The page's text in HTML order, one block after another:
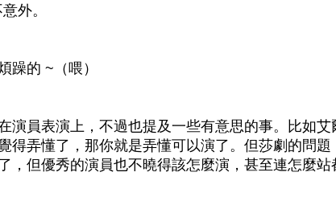
外。
躁的 ~（喂）
演員表演上，不過也提及一些有意思的事。比如艾
得弄懂了，那你就是弄懂可以演了。但莎劇的問題
，但優秀的演員也不曉得該怎麼演，甚至連怎麼站